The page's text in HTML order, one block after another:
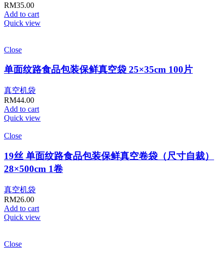
RM35.00
Add to cart
Quick view
Close
单面纹路食品包装保鲜真空袋 25×35cm 100片
真空机袋
RM44.00
Add to cart
Quick view
Close
19丝 单面纹路食品包装保鲜真空卷袋（尺寸自裁）
28×500cm 1卷
真空机袋
RM26.00
Add to cart
Quick view
Close